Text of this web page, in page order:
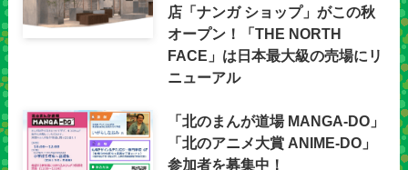
店「ナンガ ショップ」がこの秋
オープン！「THE NORTH
FACE」は日本最大級の売場にリ
ニューアル
「北のまんが道場 MANGA-DO」
「北のアニメ大賞 ANIME-DO」
参加者を募集中！